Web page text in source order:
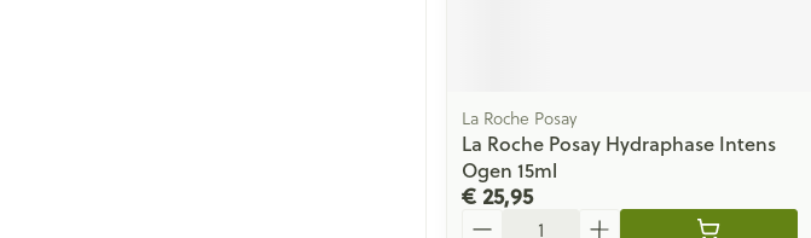
La Roche Posay
La Roche Posay Hydraphase Intens
Ogen 15ml
€ 25,95